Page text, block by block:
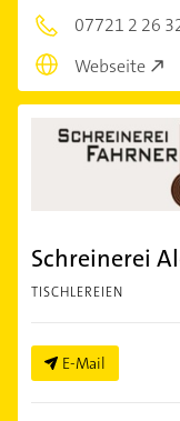
07721 2 26
Webseite
Schreinerei
TISCHLEREIEN
E-Mail